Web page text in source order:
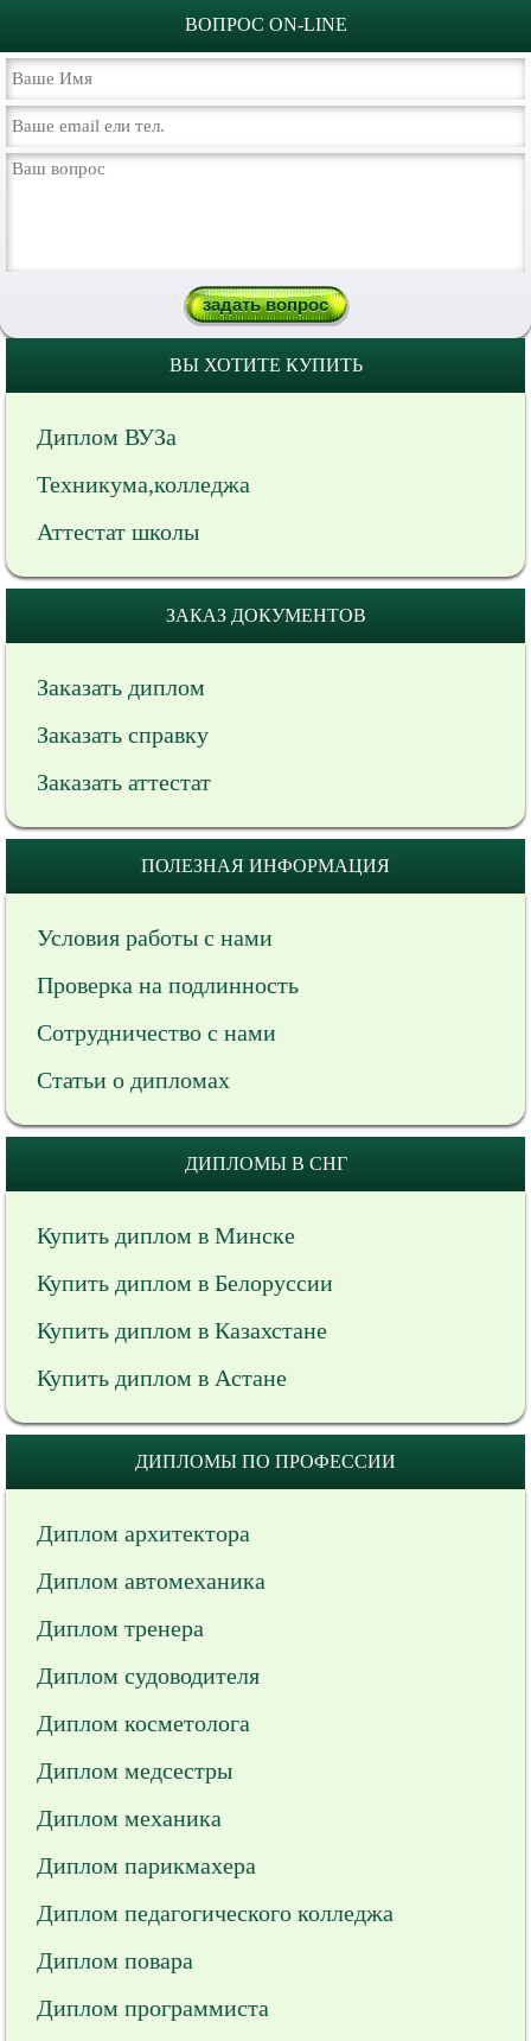
ВОПРОС ON-LINE
ВЫ ХОТИТЕ КУПИТЬ
Диплом ВУЗа
Техникума,колледжа
Аттестат школы
ЗАКАЗ ДОКУМЕНТОВ
Заказать диплом
Заказать справку
Заказать аттестат
ПОЛЕЗНАЯ ИНФОРМАЦИЯ
Условия работы с нами
Проверка на подлинность
Сотрудничество с нами
Статьи о дипломах
ДИПЛОМЫ В СНГ
Купить диплом в Минске
Купить диплом в Белоруссии
Купить диплом в Казахстане
Купить диплом в Астане
ДИПЛОМЫ ПО ПРОФЕССИИ
Диплом архитектора
Диплом автомеханика
Диплом тренера
Диплом судоводителя
Диплом косметолога
Диплом медсестры
Диплом механика
Диплом парикмахера
Диплом педагогического колледжа
Диплом повара
Диплом программиста